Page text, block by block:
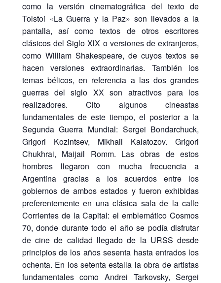
como la versión cinematográfica del texto de
Tolstoi «La Guerra y la Paz» son llevados a la
pantalla, así como textos de otros escritores
clásicos del Siglo XlX o versiones de extranjeros,
como William Shakespeare, de cuyos textos se
hacen versiones extraordinarias. También los
temas bélicos, en referencia a las dos grandes
guerras del siglo XX son atractivos para los
realizadores. Cito algunos cineastas
fundamentales de este tiempo, el posterior a la
Segunda Guerra Mundial: Sergei Bondarchuck,
Grigori Kozintsev, Mikhail Kalatozov. Grigori
Chukhrai, Maijail Romm. Las obras de estos
hombres llegaron con mucha frecuencia a
Argentina gracias a los acuerdos entre los
gobiernos de ambos estados y fueron exhibidas
preferentemente en una clásica sala de la calle
Corrientes de la Capital: el emblemático Cosmos
70, donde durante todo el año se podía disfrutar
de cine de calidad llegado de la URSS desde
principios de los años sesenta hasta entrados los
ochenta. En los setenta estalla la obra de artistas
fundamentales como Andrei Tarkovsky, Sergei